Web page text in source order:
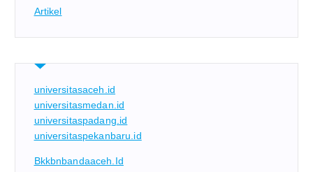
Artikel
universitasaceh.id
universitasmedan.id
universitaspadang.id
universitaspekanbaru.id
Bkkbnbandaaceh.id